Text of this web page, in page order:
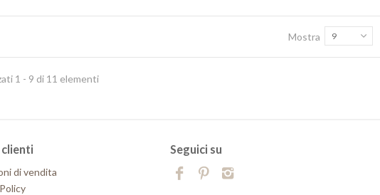
Mostra 9
1 - 9 di 11 elementi
di vendita
Seguici su